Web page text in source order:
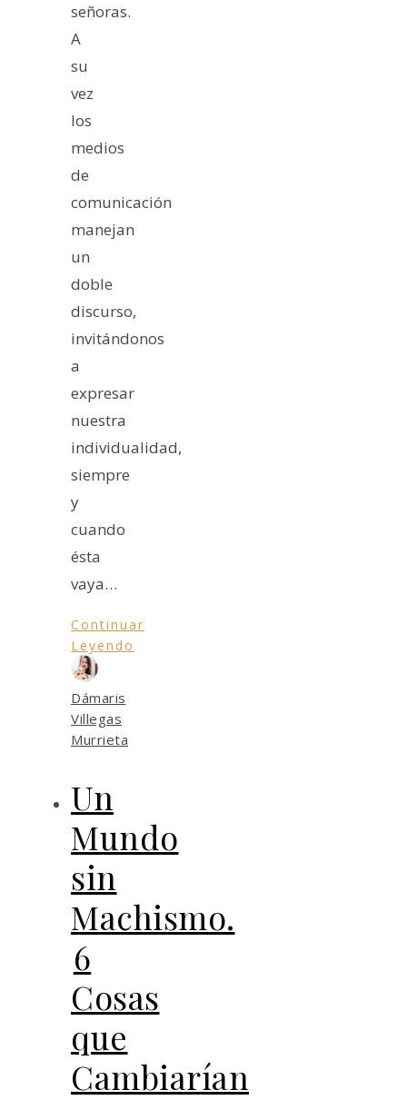
señoras.
A
su
vez
los
medios
de
comunicación
manejan
un
doble
discurso,
invitándonos
a
expresar
nuestra
individualidad,
siempre
y
cuando
ésta
vaya…
Continuar
Leyendo
Dámaris
Villegas
Murrieta
Un
Mundo
sin
Machismo.
6
Cosas
que
Cambiarían